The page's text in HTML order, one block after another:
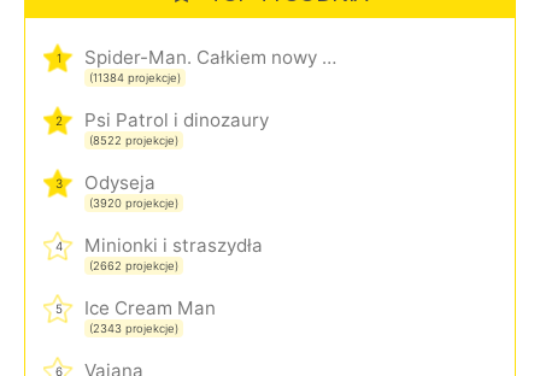
1 Spider-Man. Całkiem nowy dzień
(11384 projekcje)
2 Psi Patrol i dinozaury
(8522 projekcje)
3 Odyseja
(3920 projekcje)
4 Minionki i straszydła
(2662 projekcje)
5 Ice Cream Man
(2343 projekcje)
6 Vaiana